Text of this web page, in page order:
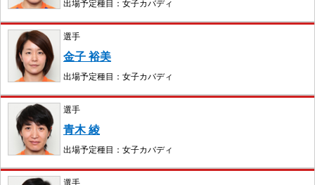
出場予定種目：女子カバディ
選手
金子 裕美
出場予定種目：女子カバディ
選手
青木 綾
出場予定種目：女子カバディ
選手